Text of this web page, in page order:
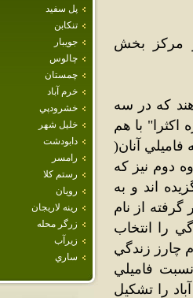
پل سفيد
تنكابن
جويبار
چالوس
چمستان
خرم آباد
خشرودپي
خليل شهر
دابودشت
رامسر
رستم كلا
رويان
رينه لاريجان
زرگر محله
زيرآب
ساري
مرکز بخش
که در سه
با هم
آنان(
دوم نيز که
اند و به
گرفته از نام
را انتخاب
چارز زندگي
فاميلي
را تشکيل